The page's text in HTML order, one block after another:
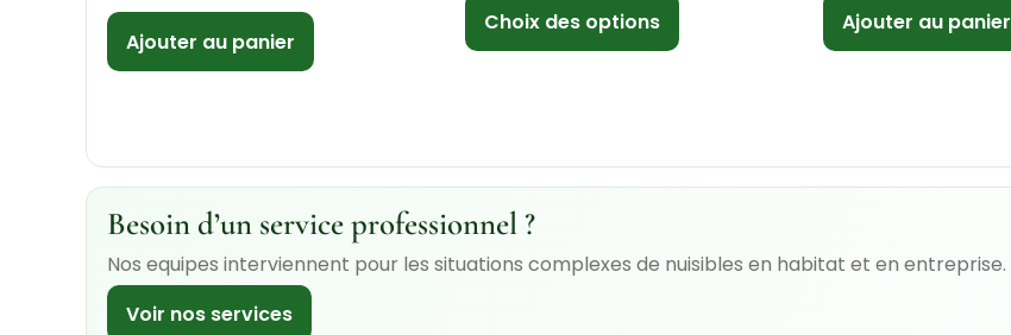
Ajouter au panier
Choix des options Ajouter au panier
Besoin d’un service professionnel ?
Nos equipes interviennent pour les situations complexes de nuisibles en habitat et en entreprise.
Voir nos services